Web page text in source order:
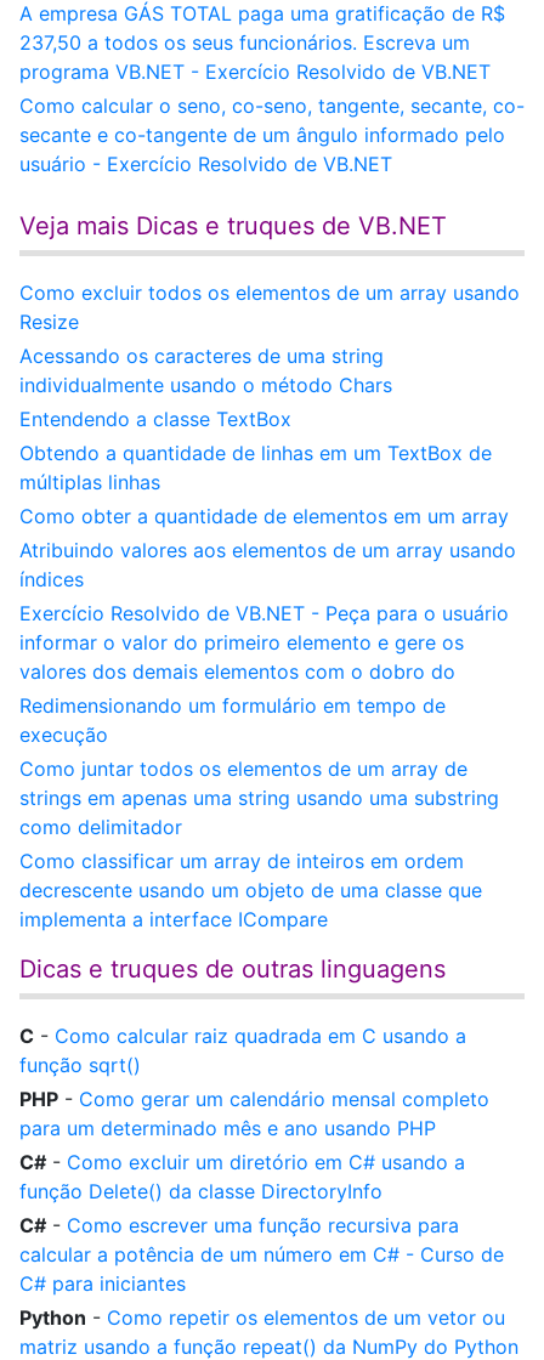
A empresa GÁS TOTAL paga uma gratificação de R$
237,50 a todos os seus funcionários. Escreva um
programa VB.NET - Exercício Resolvido de VB.NET
Como calcular o seno, co-seno, tangente, secante, co-
secante e co-tangente de um ângulo informado pelo
usuário - Exercício Resolvido de VB.NET
Veja mais Dicas e truques de VB.NET
Como excluir todos os elementos de um array usando
Resize
Acessando os caracteres de uma string
individualmente usando o método Chars
Entendendo a classe TextBox
Obtendo a quantidade de linhas em um TextBox de
múltiplas linhas
Como obter a quantidade de elementos em um array
Atribuindo valores aos elementos de um array usando
índices
Exercício Resolvido de VB.NET - Peça para o usuário
informar o valor do primeiro elemento e gere os
valores dos demais elementos com o dobro do
Redimensionando um formulário em tempo de
execução
Como juntar todos os elementos de um array de
strings em apenas uma string usando uma substring
como delimitador
Como classificar um array de inteiros em ordem
decrescente usando um objeto de uma classe que
implementa a interface ICompare
Dicas e truques de outras linguagens
C - Como calcular raiz quadrada em C usando a
função sqrt()
PHP - Como gerar um calendário mensal completo
para um determinado mês e ano usando PHP
C# - Como excluir um diretório em C# usando a
função Delete() da classe DirectoryInfo
C# - Como escrever uma função recursiva para
calcular a potência de um número em C# - Curso de
C# para iniciantes
Python - Como repetir os elementos de um vetor ou
matriz usando a função repeat() da NumPy do Python